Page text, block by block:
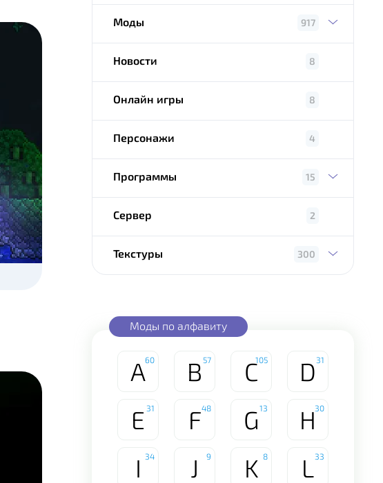
Моды 917
Новости 8
Онлайн игры 8
Персонажи 4
Программы 15
Сервер 2
Текстуры 300
Моды по алфавиту
A60 B 57 C105 D 31
E 31 F48 G 13 H30
I 34 J 9 K 8 L 33